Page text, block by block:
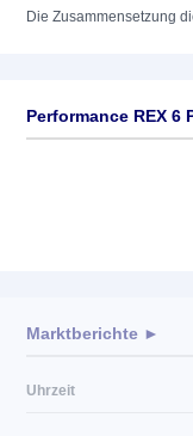
Die Zusammensetzung
Performance REX 6
Marktberichte ►
Uhrzeit